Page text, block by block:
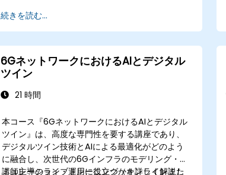
続きを読む...
6GネットワークにおけるAIとデジタル
ツイン
21 時間
本コース『6GネットワークにおけるAIとデジタル
ツイン』は、高度な専門性を要する講座であり、
デジタルツイン技術とAIによる最適化がどのよう
に融合し、次世代の6Gインフラのモデリング・シ
ミュレーション・運用に役立つかを詳しく解説し
講師主導のライブトレーニング（オンラインまた